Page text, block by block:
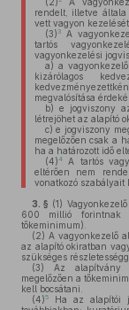
rendelt, illetve általa
vett vagyon
(3) 3A
tartós
vagyonkezelési
a) a
kizárólagos
megvalósítása
b) e jogviszony
létrejöhet az alapító
c) e jogviszony
megelőzően csak a
ha a határozott idő
(4)4A tartós
eltérően nem
vonatkozó szabályait
3. § (1)
600 millió forintnak
tőkeminimum).
(2) A vagyonkezelő
az alapító okiratban
szükséges
(3) Az alapítvány
megelőzően a
kell bocsátani.
(4)5
Ha az alapítói